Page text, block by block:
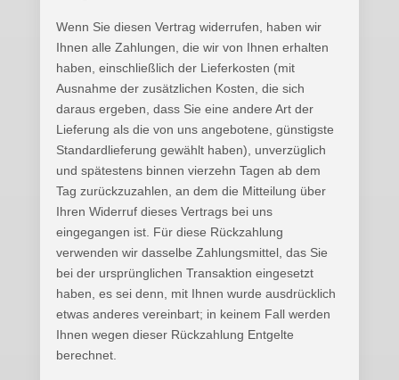
Wenn Sie diesen Vertrag widerrufen, haben wir
Ihnen alle Zahlungen, die wir von Ihnen erhalten
haben, einschließlich der Lieferkosten (mit
Ausnahme der zusätzlichen Kosten, die sich
daraus ergeben, dass Sie eine andere Art der
Lieferung als die von uns angebotene, günstigste
Standardlieferung gewählt haben), unverzüglich
und spätestens binnen vierzehn Tagen ab dem
Tag zurückzuzahlen, an dem die Mitteilung über
Ihren Widerruf dieses Vertrags bei uns
eingegangen ist. Für diese Rückzahlung
verwenden wir dasselbe Zahlungsmittel, das Sie
bei der ursprünglichen Transaktion eingesetzt
haben, es sei denn, mit Ihnen wurde ausdrücklich
etwas anderes vereinbart; in keinem Fall werden
Ihnen wegen dieser Rückzahlung Entgelte
berechnet.